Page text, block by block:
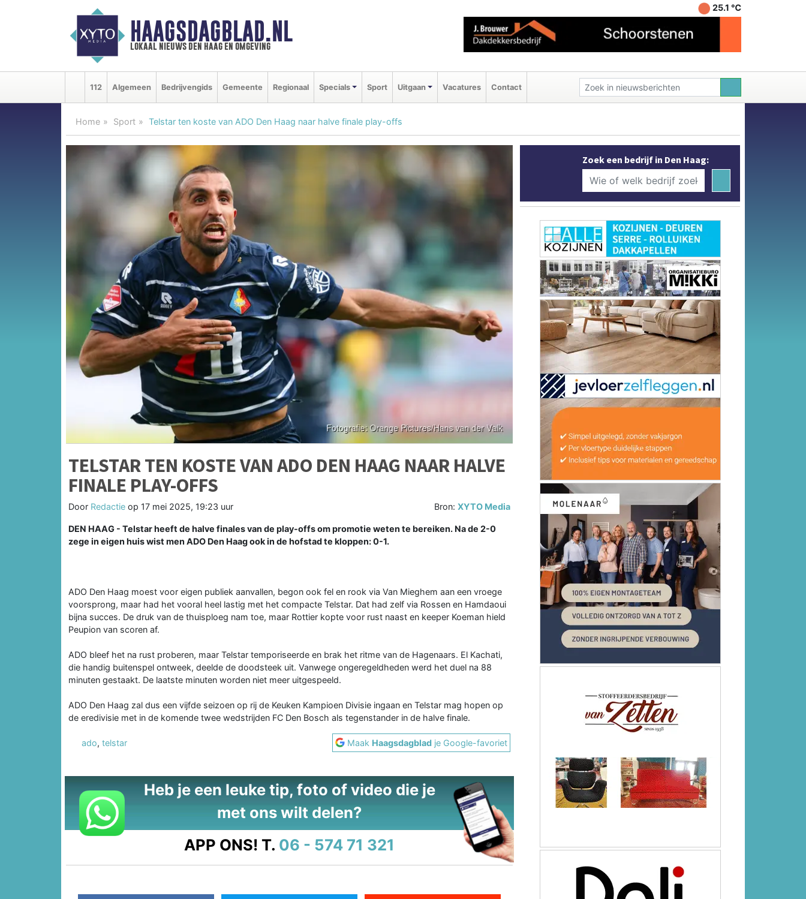
HAAGSDAGBLAD.NL
lokaal nieuws den haag en omgeving
25.1 ℃
112 Algemeen Bedrijvengids Gemeente Regionaal Specials Sport Uitgaan Vacatures Contact
Home Sport Telstar ten koste van ADO Den Haag naar halve finale play-offs
TELSTAR TEN KOSTE VAN ADO DEN HAAG NAAR HALVE
FINALE PLAY-OFFS
Door Redactie op 17 mei 2025, 19:23 uur Bron:XYTO Media
DEN HAAG - Telstar heeft de halve finales van de play-offs om promotie weten te bereiken. Na de 2-0
zege in eigen huis wist men ADO Den Haag ook in de hofstad te kloppen: 0-1.
ADO Den Haag moest voor eigen publiek aanvallen, begon ook fel en rook via Van Mieghem aan een vroege
voorsprong, maar had het vooral heel lastig met het compacte Telstar. Dat had zelf via Rossen en Hamdaoui
bijna succes. De druk van de thuisploeg nam toe, maar Rottier kopte voor rust naast en keeper Koeman hield
Peupion van scoren af.
ADO bleef het na rust proberen, maar Telstar temporiseerde en brak het ritme van de Hagenaars. El Kachati,
die handig buitenspel ontweek, deelde de doodsteek uit. Vanwege ongeregeldheden werd het duel na 88
minuten gestaakt. De laatste minuten worden niet meer uitgespeeld.
ADO Den Haag zal dus een vijfde seizoen op rij de Keuken Kampioen Divisie ingaan en Telstar mag hopen op
de eredivisie met in de komende twee wedstrijden FC Den Bosch als tegenstander in de halve finale.
ado, telstar Maak Haagsdagblad je Google-favoriet
Heb je een leuke tip, foto of video die je
met ons wilt delen?
APP ONS! T. 06 - 574 71 321
Zoek een bedrijf in Den Haag: